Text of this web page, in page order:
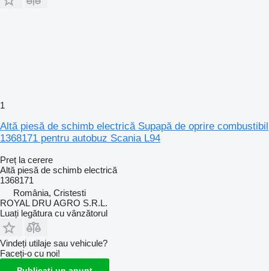
1
Altă piesă de schimb electrică Supapă de oprire combustibil
1368171 pentru autobuz Scania L94
Preț la cerere
Altă piesă de schimb electrică
1368171
România, Cristesti
ROYAL DRU AGRO S.R.L.
Luați legătura cu vânzătorul
Vindeți utilaje sau vehicule?
Faceți-o cu noi!